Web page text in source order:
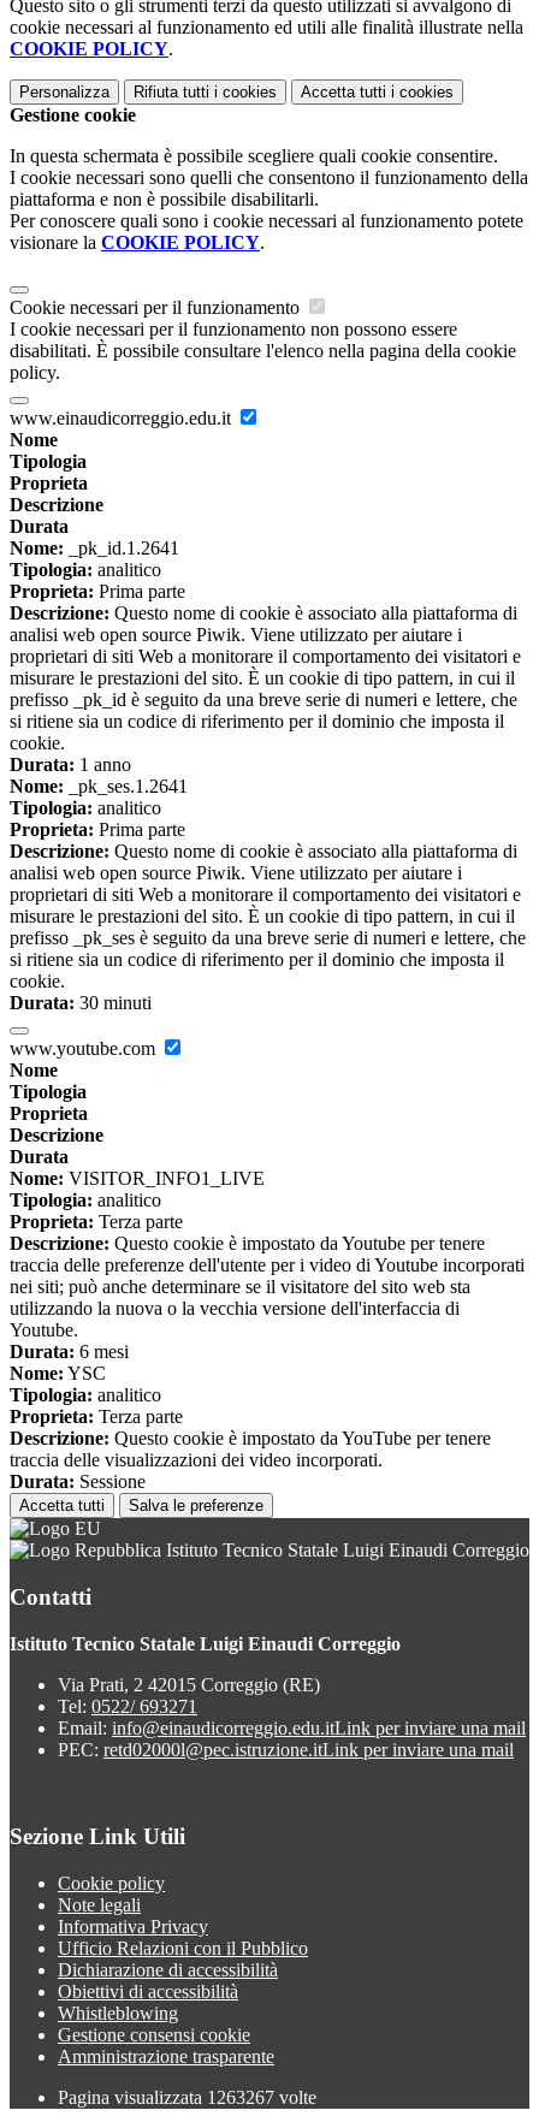
Questo sito o gli strumenti terzi da questo utilizzati si avvalgono di
cookie necessari al funzionamento ed utili alle finalità illustrate nella
COOKIE POLICY.
Personalizza Rifiuta tutti i cookies Accetta tutti i cookies
Gestione cookie
In questa schermata è possibile scegliere quali cookie consentire.
I cookie necessari sono quelli che consentono il funzionamento della
piattaforma e non è possibile disabilitarli.
Per conoscere quali sono i cookie necessari al funzionamento potete
visionare la COOKIE POLICY.
Cookie necessari per il funzionamento
I cookie necessari per il funzionamento non possono essere
disabilitati. È possibile consultare l'elenco nella pagina della cookie
policy.
www.einaudicorreggio.edu.it
Nome
Tipologia
Proprieta
Descrizione
Durata
Nome: _pk_id.1.2641
Tipologia: analitico
Proprieta: Prima parte
Descrizione: Questo nome di cookie è associato alla piattaforma di
analisi web open source Piwik. Viene utilizzato per aiutare i
proprietari di siti Web a monitorare il comportamento dei visitatori e
misurare le prestazioni del sito. È un cookie di tipo pattern, in cui il
prefisso _pk_id è seguito da una breve serie di numeri e lettere, che
si ritiene sia un codice di riferimento per il dominio che imposta il
cookie.
Durata: 1 anno
Nome: _pk_ses.1.2641
Tipologia: analitico
Proprieta: Prima parte
Descrizione: Questo nome di cookie è associato alla piattaforma di
analisi web open source Piwik. Viene utilizzato per aiutare i
proprietari di siti Web a monitorare il comportamento dei visitatori e
misurare le prestazioni del sito. È un cookie di tipo pattern, in cui il
prefisso _pk_ses è seguito da una breve serie di numeri e lettere, che
si ritiene sia un codice di riferimento per il dominio che imposta il
cookie.
Durata: 30 minuti
www.youtube.com
Nome
Tipologia
Proprieta
Descrizione
Durata
Nome: VISITOR_INFO1_LIVE
Tipologia: analitico
Proprieta: Terza parte
Descrizione: Questo cookie è impostato da Youtube per tenere
traccia delle preferenze dell'utente per i video di Youtube incorporati
nei siti; può anche determinare se il visitatore del sito web sta
utilizzando la nuova o la vecchia versione dell'interfaccia di
Youtube.
Durata: 6 mesi
Nome: YSC
Tipologia: analitico
Proprieta: Terza parte
Descrizione: Questo cookie è impostato da YouTube per tenere
traccia delle visualizzazioni dei video incorporati.
Durata: Sessione
Accetta tutti Salva le preferenze
Istituto Tecnico Statale Luigi Einaudi Correggio
Contatti
Istituto Tecnico Statale Luigi Einaudi Correggio
Via Prati, 2 42015 Correggio (RE)
Tel: 0522/ 693271
Email: info@einaudicorreggio.edu.itLink per inviare una mail
PEC: retd02000l@pec.istruzione.itLink per inviare una mail
Sezione Link Utili
Cookie policy
Note legali
Informativa Privacy
Ufficio Relazioni con il Pubblico
Dichiarazione di accessibilità
Obiettivi di accessibilità
Whistleblowing
Gestione consensi cookie
Amministrazione trasparente
Pagina visualizzata 1263267 volte